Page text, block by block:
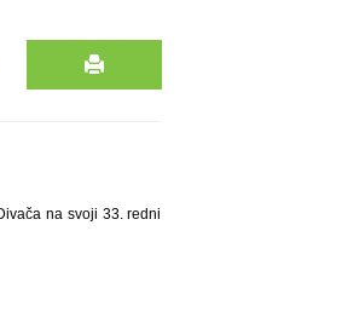
na svoji 33. redni